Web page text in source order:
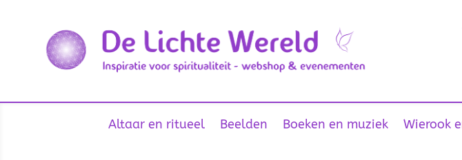
Altaar en ritueel Beelden Boeken en muziek Wierook